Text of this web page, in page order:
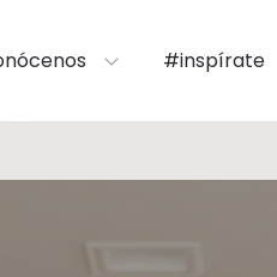
#inspírate